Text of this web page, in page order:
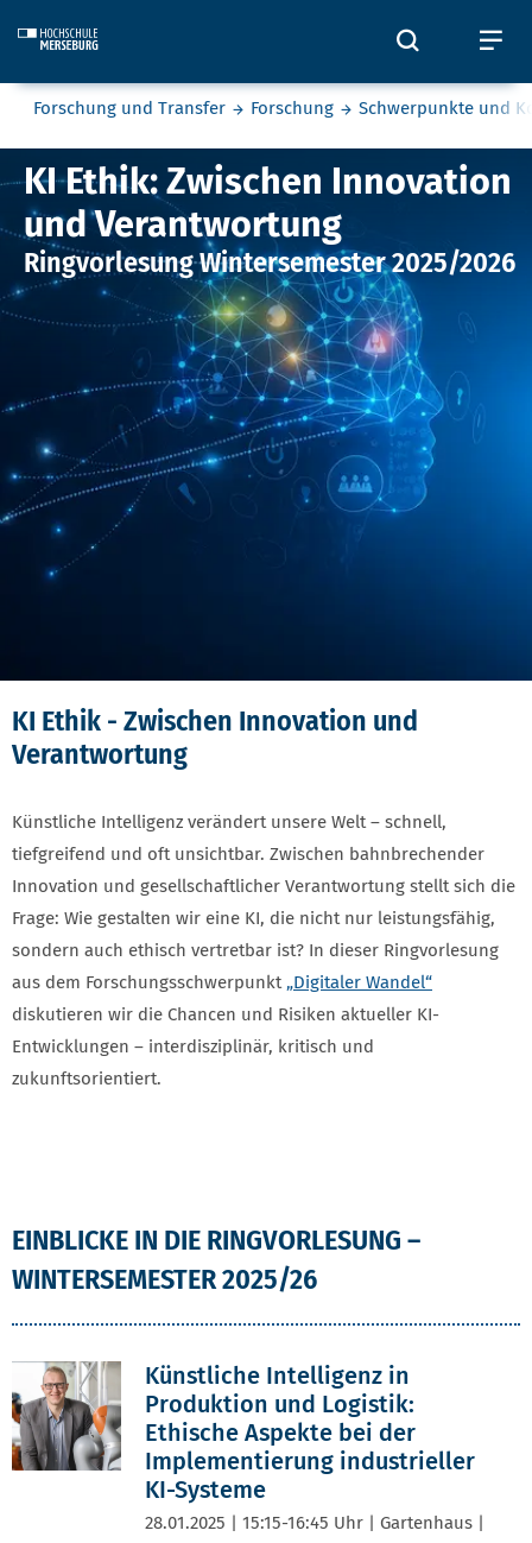
Öffnet
Sie befinden sich hier:
Forschung und Transfer Forschung Schwerpunkte und
Ringvorlesung Digitaler Wandel
KI Ethik: Zwischen Innovation
und Verantwortung
Ringvorlesung Wintersemester 2025/2026
KI Ethik - Zwischen Innovation und
Verantwortung
Künstliche Intelligenz verändert unsere Welt – schnell,
tiefgreifend und oft unsichtbar. Zwischen bahnbrechender
Innovation und gesellschaftlicher Verantwortung stellt sich die
Frage: Wie gestalten wir eine KI, die nicht nur leistungsfähig,
sondern auch ethisch vertretbar ist? In dieser Ringvorlesung
aus dem Forschungsschwerpunkt „Digitaler Wandel“
diskutieren wir die Chancen und Risiken aktueller KI-
Entwicklungen – interdisziplinär, kritisch und
zukunftsorientiert.
EINBLICKE IN DIE RINGVORLESUNG –
WINTERSEMESTER 2025/26
Künstliche Intelligenz in
Produktion und Logistik:
Ethische Aspekte bei der
Implementierung industrieller
KI-Systeme
28.01.2025 | 15:15-16:45 Uhr | Gartenhaus |